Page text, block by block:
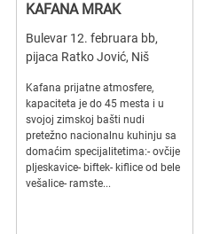
KAFANA MRAK
Bulevar 12. februara bb,
pijaca Ratko Jović, Niš
Kafana prijatne atmosfere,
kapaciteta je do 45 mesta i u
svojoj zimskoj bašti nudi
pretežno nacionalnu kuhinju sa
domaćim specijalitetima:- ovčije
pljeskavice- biftek- kiflice od bele
vešalice- ramste...